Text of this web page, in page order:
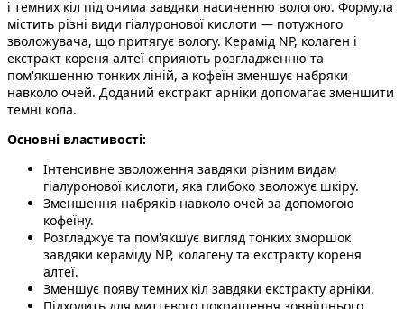
і темних кіл під очима завдяки насиченню вологою. Формула
містить різні види гіалуронової кислоти — потужного
зволожувача, що притягує вологу. Керамід NP, колаген і
екстракт кореня алтеї сприяють розгладженню та
пом'якшенню тонких ліній, а кофеїн зменшує набряки
навколо очей. Доданий екстракт арніки допомагає зменшити
темні кола.
Основні властивості:
Інтенсивне зволоження завдяки різним видам
гіалуронової кислоти, яка глибоко зволожує шкіру.
Зменшення набряків навколо очей за допомогою
кофеїну.
Розгладжує та пом'якшує вигляд тонких зморшок
завдяки кераміду NP, колагену та екстракту кореня
алтеї.
Зменшує появу темних кіл завдяки екстракту арніки.